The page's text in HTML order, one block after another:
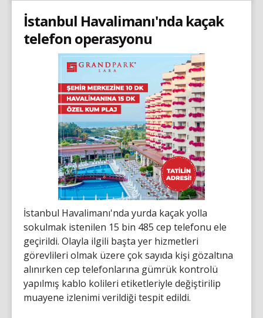
İstanbul Havalimanı'nda kaçak
telefon operasyonu
İstanbul Havalimanı'nda yurda kaçak yolla
sokulmak istenilen 15 bin 485 cep telefonu ele
geçirildi. Olayla ilgili başta yer hizmetleri
görevlileri olmak üzere çok sayıda kişi gözaltına
alınırken cep telefonlarına gümrük kontrolü
yapılmış kablo kolileri etiketleriyle değiştirilip
muayene izlenimi verildiği tespit edildi.